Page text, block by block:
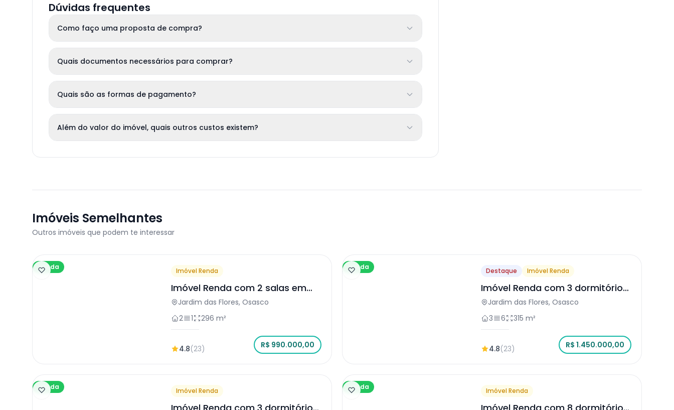
Dúvidas frequentes
Como faço uma proposta de compra?
Quais documentos necessários para comprar?
Quais são as formas de pagamento?
Além do valor do imóvel, quais outros custos existem?
Imóveis Semelhantes
Outros imóveis que podem te interessar
Venda Imóvel Renda
Imóvel Renda com 2 salas em
Osasco
Jardim das Flores, Osasco
2
1 296 m²
4.8(23) R$ 990.000,00
Venda Destaque Imóvel Renda
Imóvel Renda com 3 dormitórios
em Osasco
Jardim das Flores, Osasco
3
6 315 m²
4.8(23) R$ 1.450.000,00
Venda Imóvel Renda Venda Imóvel Renda